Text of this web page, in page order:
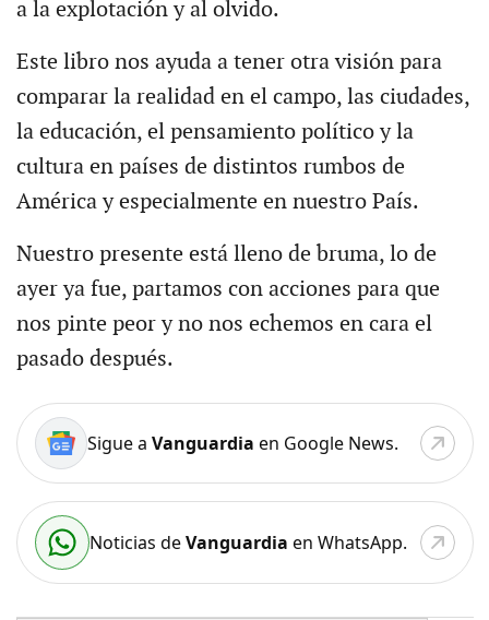
a la explotación y al olvido.
Este libro nos ayuda a tener otra visión para
comparar la realidad en el campo, las ciudades,
la educación, el pensamiento político y la
cultura en países de distintos rumbos de
América y especialmente en nuestro País.
Nuestro presente está lleno de bruma, lo de
ayer ya fue, partamos con acciones para que
nos pinte peor y no nos echemos en cara el
pasado después.
Sigue a Vanguardia en Google News.
Noticias deVanguardia en WhatsApp.